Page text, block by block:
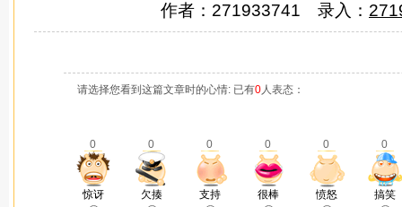
作者：271933741 录入：
请选择您看到这篇文章时的心情: 已有0人表态：
0 0 0 0 0 0
惊讶 欠揍 支持 很棒 愤怒 搞笑